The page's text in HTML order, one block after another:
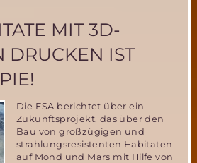
MIT 3D-
DRUCKEN IST
Die ESA berichtet über ein
Zukunftsprojekt, das über den
Bau von großzügigen und
strahlungsresistenten Habitaten
auf Mond und Mars mit Hilfe von